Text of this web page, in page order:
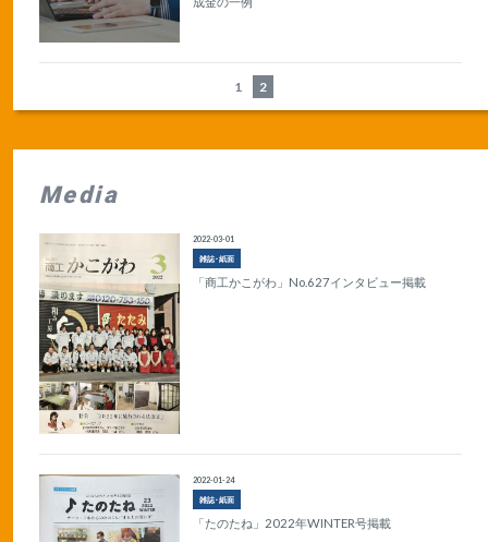
1 2
Media
雑誌･紙面
2022-03-01
「商工かこがわ」No.627インタビュー掲載
雑誌･紙面
2022-01-24
「たのたね」2022年WINTER号掲載